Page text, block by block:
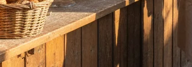
Status heute
Heute geschlossen